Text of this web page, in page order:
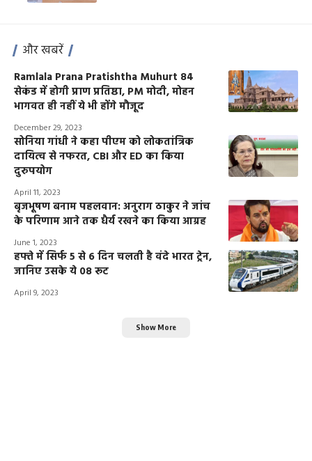
और खबरें
Ramlala Prana Pratishtha Muhurt 84
सेकंड में होगी प्राण प्रतिष्ठा, PM मोदी, मोहन
भागवत ही नहीं ये भी होंगे मौजूद
December 29, 2023
सोनिया गांधी ने कहा पीएम को लोकतांत्रिक
दायित्व से नफरत, CBI और ED का किया
दुरुपयोग
April 11, 2023
बृजभूषण बनाम पहलवान: अनुराग ठाकुर ने जांच
के परिणाम आने तक धैर्य रखने का किया आग्रह
June 1, 2023
हफ्ते में सिर्फ 5 से 6 दिन चलती है वंदे भारत ट्रेन,
जानिए उसके ये 08 रूट
April 9, 2023
Show More